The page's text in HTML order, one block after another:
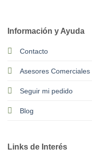
Información y Ayuda
Contacto
Asesores Comerciales
Seguir mi pedido
Blog
Links de Interés